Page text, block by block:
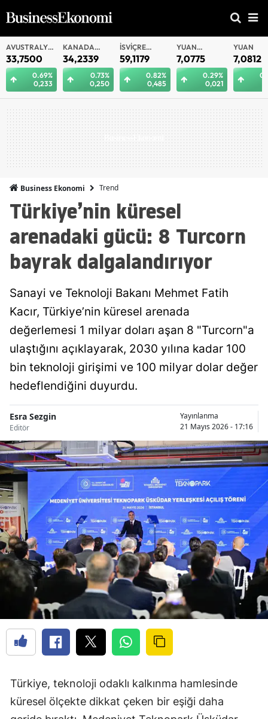
AVUSTRALYA
DOLARI
33,7500
0.69%
0,233
KANADA
DOLARI
34,2339
0.73%
0,250
İSVIÇRE
FRANKI
59,1179
0.82%
0,485
YUAN
OFFSHORE
7,0775
0.29%
0,021
YUAN
7,0812
Business Ekonomi Trend
Türkiye’nin küresel
arenadaki gücü: 8 Turcorn
bayrak dalgalandırıyor
Sanayi ve Teknoloji Bakanı Mehmet Fatih
Kacır, Türkiye’nin küresel arenada
değerlemesi 1 milyar doları aşan 8 "Turcorn"a
ulaştığını açıklayarak, 2030 yılına kadar 100
bin teknoloji girişimi ve 100 milyar dolar değer
hedeflendiğini duyurdu.
Esra Sezgin
Editör
Yayınlanma
21 Mayıs 2026 - 17:16
Türkiye, teknoloji odaklı kalkınma hamlesinde
küresel ölçekte dikkat çeken bir eşiği daha